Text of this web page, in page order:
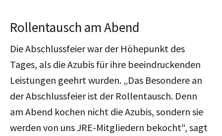
Rollentausch am Abend
Die Abschlussfeier war der Höhepunkt des
Tages, als die Azubis für ihre beeindruckenden
Leistungen geehrt wurden. „Das Besondere an
der Abschlussfeier ist der Rollentausch. Denn
am Abend kochen nicht die Azubis, sondern sie
werden von uns JRE-Mitgliedern bekocht“, sagt